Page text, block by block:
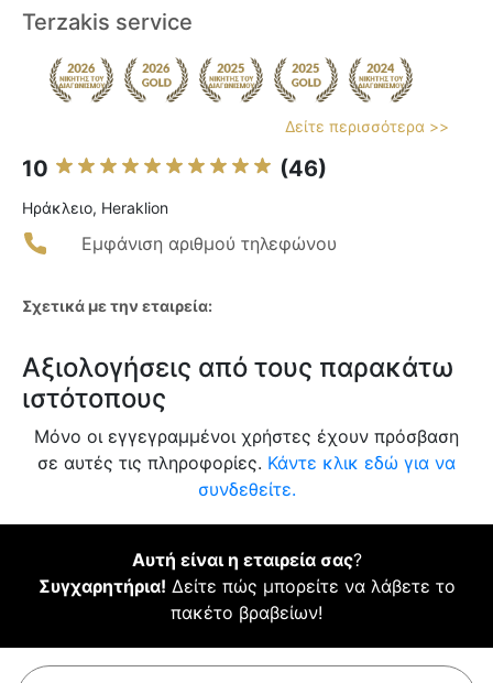
Terzakis service
Δείτε περισσότερα >>
10 (46)
Ηράκλειο, Heraklion
Εμφάνιση αριθμού τηλεφώνου
Σχετικά με την εταιρεία:
Αξιολογήσεις από τους παρακάτω
ιστότοπους
Μόνο οι εγγεγραμμένοι χρήστες έχουν πρόσβαση
σε αυτές τις πληροφορίες. Κάντε κλικ εδώ για να
συνδεθείτε.
Αυτή είναι η εταιρεία σας?
Συγχαρητήρια! Δείτε πώς μπορείτε να λάβετε το
πακέτο βραβείων!